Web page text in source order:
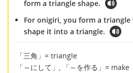
form a triangle shape.
For onigiri, you form a
shape it into a triangle.
「三角」= triangle
「～にして」, 「～を作る」= make